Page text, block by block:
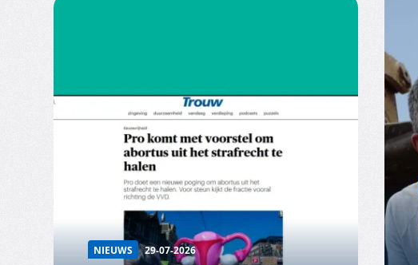
NIEUWS 29-07-2026